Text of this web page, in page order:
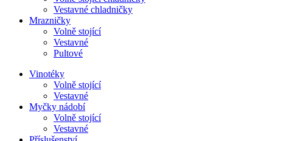
Vestavné chladničky
Mrazničky
Volně stojící
Vestavné
Pultové
Vinotéky
Volně stojící
Vestavné
Myčky nádobí
Volně stojící
Vestavné